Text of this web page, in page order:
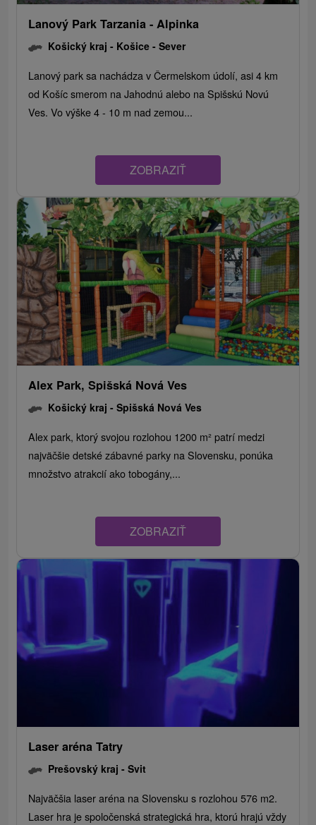
Lanový Park Tarzania - Alpinka
Košický kraj - Košice - Sever
Lanový park sa nachádza v Čermelskom údolí, asi 4 km
od Košíc smerom na Jahodnú alebo na Spišskú Novú
Ves. Vo výške 4 - 10 m nad zemou...
ZOBRAZIŤ
Alex Park, Spišská Nová Ves
Košický kraj -Spišská Nová Ves
Alex park, ktorý svojou rozlohou 1200 m² patrí medzi
najväčšie detské zábavné parky na Slovensku, ponúka
množstvo atrakcií ako tobogány,...
ZOBRAZIŤ
Laser aréna Tatry
Prešovský kraj -Svit
Najväčšia laser aréna na Slovensku s rozlohou 576 m2.
Laser hra je spoločenská strategická hra, ktorú hrajú vždy